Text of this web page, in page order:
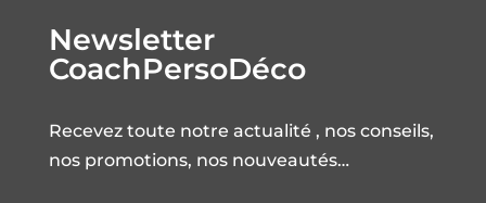
Newsletter
CoachPersoDéco
Recevez toute notre actualité , nos conseils,
nos promotions, nos nouveautés…